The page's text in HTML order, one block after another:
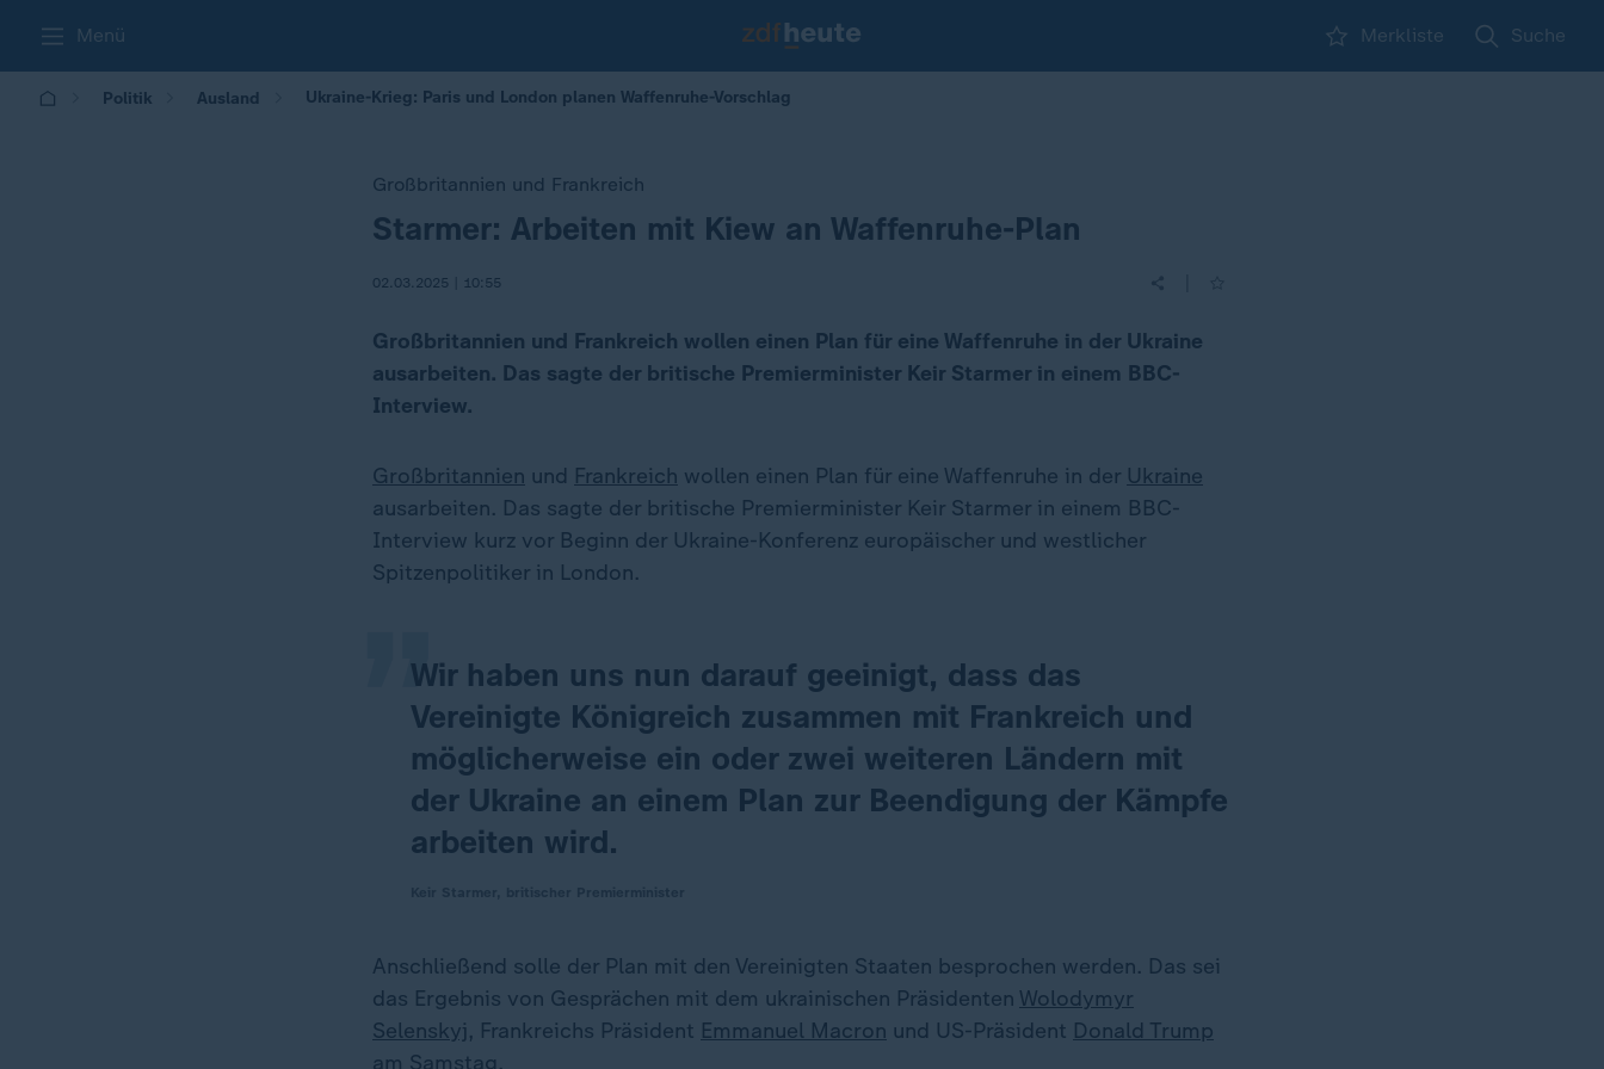
Menü Merkliste Suche
Politik Ausland Ukraine-Krieg: Paris und London planen Waffenruhe-Vorschlag
Großbritannien und Frankreich
:
Starmer: Arbeiten mit Kiew an Waffenruhe-Plan
02.03.2025 | 10:55
Großbritannien und Frankreich wollen einen Plan für eine Waffenruhe in der Ukraine
ausarbeiten. Das sagte der britische Premierminister Keir Starmer in einem BBC-
Interview.
Großbritannien und Frankreich wollen einen Plan für eine Waffenruhe in der Ukraine
ausarbeiten. Das sagte der britische Premierminister Keir Starmer in einem BBC-
Interview kurz vor Beginn der Ukraine-Konferenz europäischer und westlicher
Spitzenpolitiker in London.
Wir haben uns nun darauf geeinigt, dass das
Vereinigte Königreich zusammen mit Frankreich und
möglicherweise ein oder zwei weiteren Ländern mit
der Ukraine an einem Plan zur Beendigung der Kämpfe
arbeiten wird.
„
Anschließend solle der Plan mit den Vereinigten Staaten besprochen werden. Das sei
das Ergebnis von Gesprächen mit dem ukrainischen Präsidenten Wolodymyr
Selenskyj, Frankreichs Präsident Emmanuel Macron und US-Präsident Donald Trump
am Samstag.